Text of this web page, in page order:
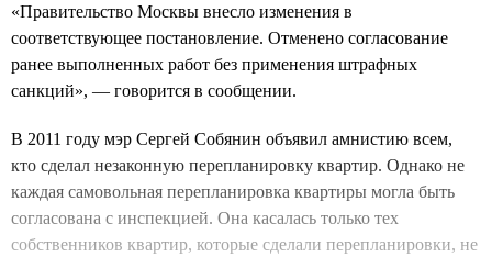
«Правительство Москвы внесло изменения в
соответствующее постановление. Отменено согласование
ранее выполненных работ без применения штрафных
санкций», — говорится в сообщении.
В 2011 году мэр Сергей Собянин объявил амнистию всем,
кто сделал незаконную перепланировку квартир. Однако не
каждая самовольная перепланировка квартиры могла быть
согласована с инспекцией. Она касалась только тех
собственников квартир, которые сделали перепланировки, не